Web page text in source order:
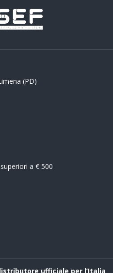
(PD)
a € 500
ufficiale per l’Italia